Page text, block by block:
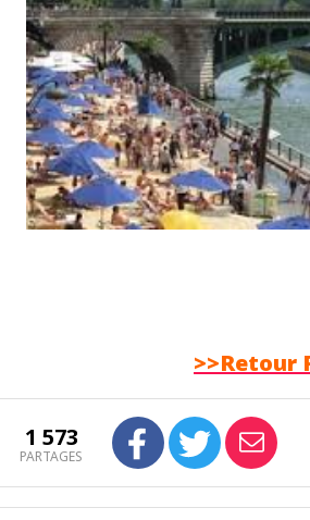
>>Retour
1 573
PARTAGES